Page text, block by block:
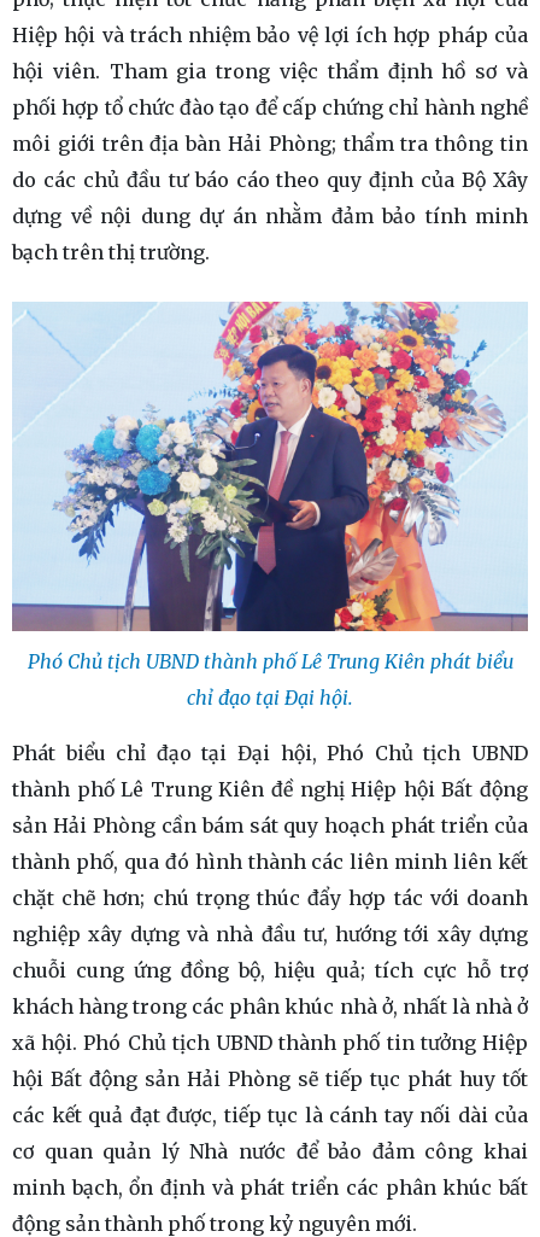
Hiệp hội và trách nhiệm bảo vệ lợi ích hợp pháp của
hội viên. Tham gia trong việc thẩm định hồ sơ và
phối hợp tổ chức đào tạo để cấp chứng chỉ hành nghề
môi giới trên địa bàn Hải Phòng; thẩm tra thông tin
do các chủ đầu tư báo cáo theo quy định của Bộ Xây
dựng về nội dung dự án nhằm đảm bảo tính minh
bạch trên thị trường.
Phó Chủ tịch UBND thành phố Lê Trung Kiên phát biểu
chỉ đạo tại Đại hội.
Phát biểu chỉ đạo tại Đại hội, Phó Chủ tịch UBND
thành phố Lê Trung Kiên đề nghị Hiệp hội Bất động
sản Hải Phòng cần bám sát quy hoạch phát triển của
thành phố, qua đó hình thành các liên minh liên kết
chặt chẽ hơn; chú trọng thúc đẩy hợp tác với doanh
nghiệp xây dựng và nhà đầu tư, hướng tới xây dựng
chuỗi cung ứng đồng bộ, hiệu quả; tích cực hỗ trợ
khách hàng trong các phân khúc nhà ở, nhất là nhà ở
xã hội. Phó Chủ tịch UBND thành phố tin tưởng Hiệp
hội Bất động sản Hải Phòng sẽ tiếp tục phát huy tốt
các kết quả đạt được, tiếp tục là cánh tay nối dài của
cơ quan quản lý Nhà nước để bảo đảm công khai
minh bạch, ổn định và phát triển các phân khúc bất
động sản thành phố trong kỷ nguyên mới.